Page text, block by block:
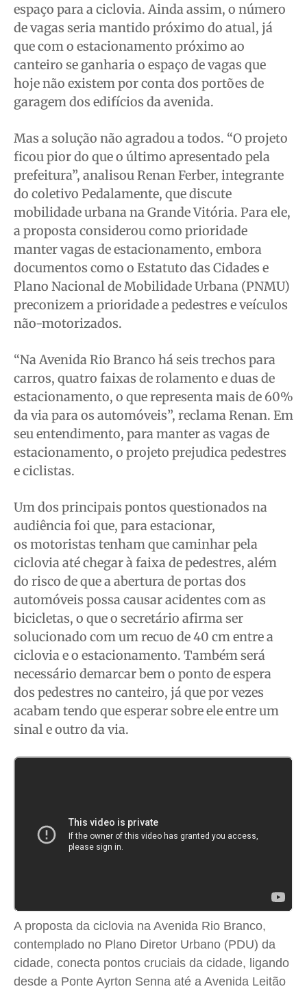
espaço para a ciclovia. Ainda assim, o número
de vagas seria mantido próximo do atual, já
que com o estacionamento próximo ao
canteiro se ganharia o espaço de vagas que
hoje não existem por conta dos portões de
garagem dos edifícios da avenida.
Mas a solução não agradou a todos. “O projeto
ficou pior do que o último apresentado pela
prefeitura”, analisou Renan Ferber, integrante
do coletivo Pedalamente, que discute
mobilidade urbana na Grande Vitória. Para ele,
a proposta considerou como prioridade
manter vagas de estacionamento, embora
documentos como o Estatuto das Cidades e
Plano Nacional de Mobilidade Urbana (PNMU)
preconizem a prioridade a pedestres e veículos
não-motorizados.
“Na Avenida Rio Branco há seis trechos para
carros, quatro faixas de rolamento e duas de
estacionamento, o que representa mais de 60%
da via para os automóveis”, reclama Renan. Em
seu entendimento, para manter as vagas de
estacionamento, o projeto prejudica pedestres
e ciclistas.
Um dos principais pontos questionados na
audiência foi que, para estacionar,
os motoristas tenham que caminhar pela
ciclovia até chegar à faixa de pedestres, além
do risco de que a abertura de portas dos
automóveis possa causar acidentes com as
bicicletas, o que o secretário afirma ser
solucionado com um recuo de 40 cm entre a
ciclovia e o estacionamento. Também será
necessário demarcar bem o ponto de espera
dos pedestres no canteiro, já que por vezes
acabam tendo que esperar sobre ele entre um
sinal e outro da via.
A proposta da ciclovia na Avenida Rio Branco,
contemplado no Plano Diretor Urbano (PDU) da
cidade, conecta pontos cruciais da cidade, ligando
desde a Ponte Ayrton Senna até a Avenida Leitão